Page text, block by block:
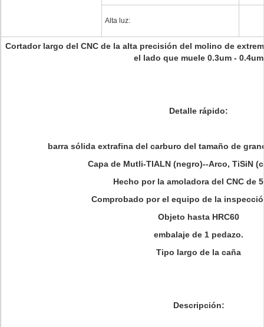
Alta luz:
Cortador largo del CNC de la alta precisión del molino de
el lado que muele 0.3um - 0.4um
Detalle rápido:
barra sólida extrafina del carburo del tamaño de
Capa de Mutli-TIALN (negro)--Arco, TiSiN
Hecho por la amoladora del CNC de 5
Comprobado por el equipo de la
Objeto hasta HRC60
embalaje de 1 pedazo.
Tipo largo de la caña
Descripción: